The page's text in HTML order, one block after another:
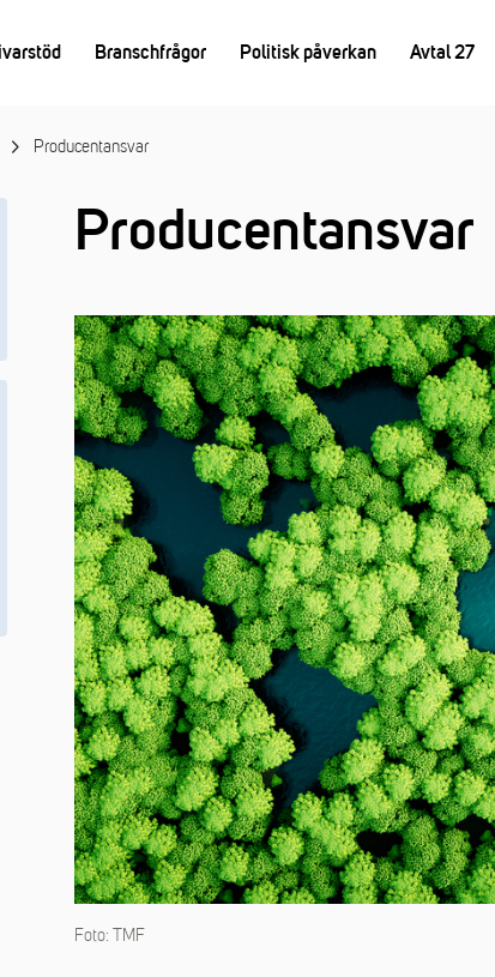
Branschfrågor Politisk påverkan Avtal 27
Producentansvar
Producentansvar
Foto: TMF